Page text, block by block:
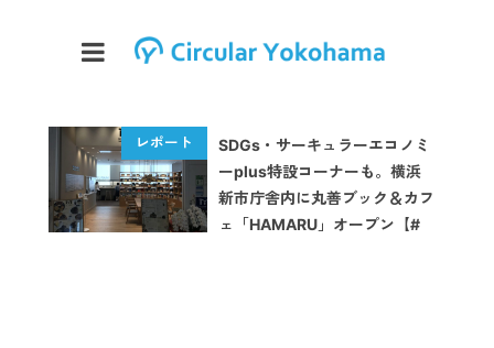
SDGs・サーキュラーエコノミ
ーplus特設コーナーも。横浜
新市庁舎内に丸善ブック＆カフ
ェ「HAMARU」オープン【#